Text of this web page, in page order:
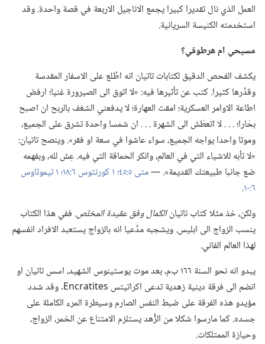
العمل الذي نال تقديرا كبيرا يجمع الاناجيل الاربعة في قصة واحدة.‏ وقد
استخدمته الكنيسة السريانية.‏
مسيحي ام هرطوقي؟‏
يكشف الفحص الدقيق لكتابات تاتيان انه اطَّلع على الاسفار المقدسة
وقدَّرها كثيرا.‏ كتب عن تأثيرها فيه:‏ «لا اتوق الى الصيرورة غنيا؛‏ ارفض
اطاعة الاوامر العسكرية؛‏ امقت العهارة؛‏ لا يدفعني الشغف بالربح ان اصبح
بحّارا؛‏ .‏ .‏ .‏ لا اتعطّش الى الشهرة .‏ .‏ .‏ ان شمسا واحدة تشرق على الجميع،‏
وموتا واحدا يواجه الجميع،‏ سواء عاشوا في سعة او فقر».‏ وينصح تاتيان:‏
«لا تأبه للاشياء التي في العالم،‏ وانكر الحماقة التي فيه.‏ عِش لله،‏ وبفهمه
ضع جانبا طبيعتك القديمة».‏ —‏متى ٥:‏٤٥؛‏
١ تيموثاوس
٦:‏١٠ ‏.‏
ولكن،‏ خذ مثلا كتاب تاتيانالكمال وفق عقيدة المخلص.‏ ففي هذا الكتاب
ينسب الزواج الى ابليس.‏ ويشجبه مدَّعيا انه بالزواج يستعبد الافراد انفسهم
لهذا العالم الفاني.‏
يبدو انه نحو السنة ١٦٦ ب‌م،‏ بعد موت يوستينوس الشهيد،‏ اسس تاتيان او
انضم الى فرقة دينية زهدية تدعى اكراتيتس ‏s‏e‏t‏i‏t‏a‏r‏c‏n‏E‏.‏ وقد شدد
مؤيدو هذه الفرقة على ضبط النفس الصارم وسيطرة المرء الكاملة على
جسده.‏ كما مارسوا شكلا من الزُّهد يستلزم الامتناع عن الخمر،‏ الزواج،‏
وحيازة الممتلكات.‏